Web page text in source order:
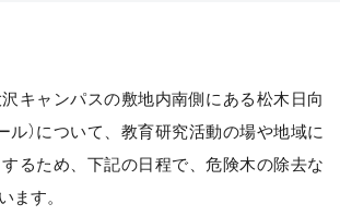
キャンパスの敷地内南側にある松木日向
ル）について、教育研究活動の場や地域に
るため、下記の日程で、危険木の除去な
ます。